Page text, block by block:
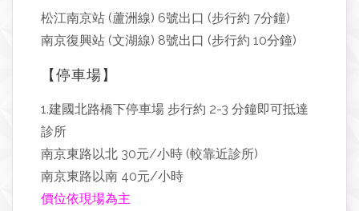
松江南京站 (蘆洲線) 6號出口 (步行約 7分鐘)
南京復興站 (文湖線) 8號出口 (步行約 10分鐘)
【停車場】
1.建國北路橋下停車場 步行約 2-3 分鐘即可抵達
診所
南京東路以北 30元/小時 (較靠近診所)
南京東路以南 40元/小時
價位依現場為主